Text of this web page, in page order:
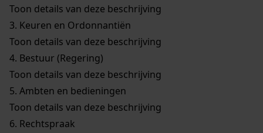
Toon details van deze beschrijving
3. Keuren en Ordonnantiën
Toon details van deze beschrijving
4. Bestuur (Regering)
Toon details van deze beschrijving
5. Ambten en bedieningen
Toon details van deze beschrijving
6. Rechtspraak